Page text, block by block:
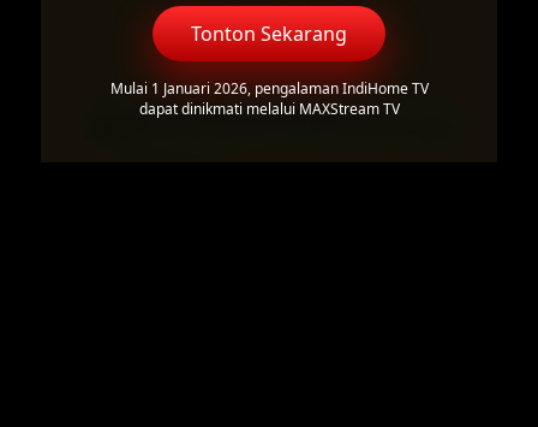
Tonton Sekarang
Mulai 1 Januari 2026, pengalaman IndiHome TV
dapat dinikmati melalui MAXStream TV